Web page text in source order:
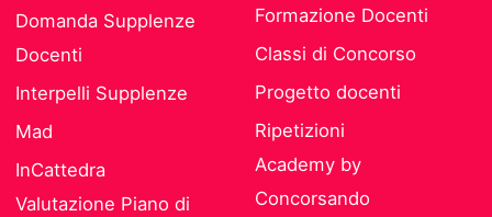
Domanda Supplenze
Docenti
Interpelli Supplenze
Mad
InCattedra
Valutazione Piano di
Formazione Docenti
Classi di Concorso
Progetto docenti
Ripetizioni
Academy by
Concorsando